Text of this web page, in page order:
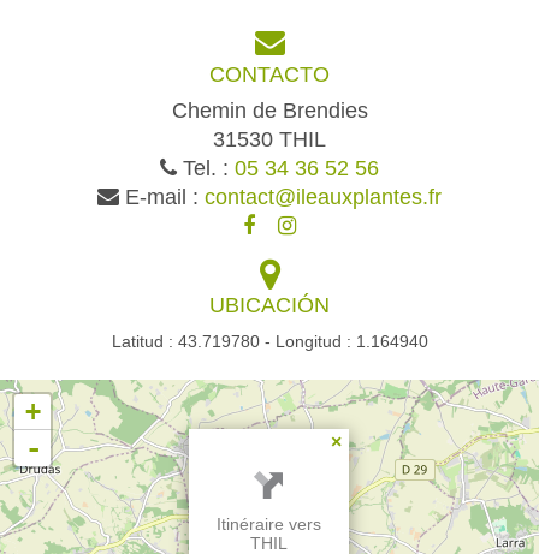
CONTACTO
Chemin de Brendies
31530 THIL
Tel. : 05 34 36 52 56
E-mail : contact@ileauxplantes.fr
UBICACIÓN
Latitud : 43.719780 - Longitud : 1.164940
×
Itinéraire vers
THIL
+
-